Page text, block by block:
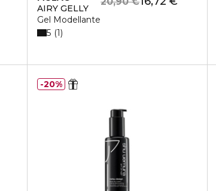
AIRY GELLY
Gel Modellante
5 1
20%